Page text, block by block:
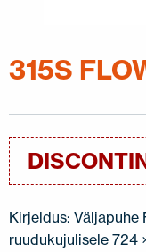
315S
Kirjeldus: Väljapuhe
ruudukujulisele 724